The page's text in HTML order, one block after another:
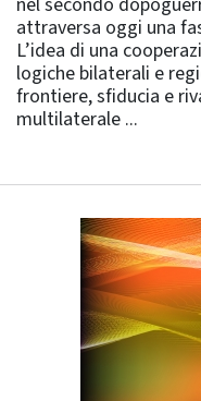
attraversa oggi una
L’idea di una
logiche bilaterali e
frontiere, sfiducia e
multilaterale ...